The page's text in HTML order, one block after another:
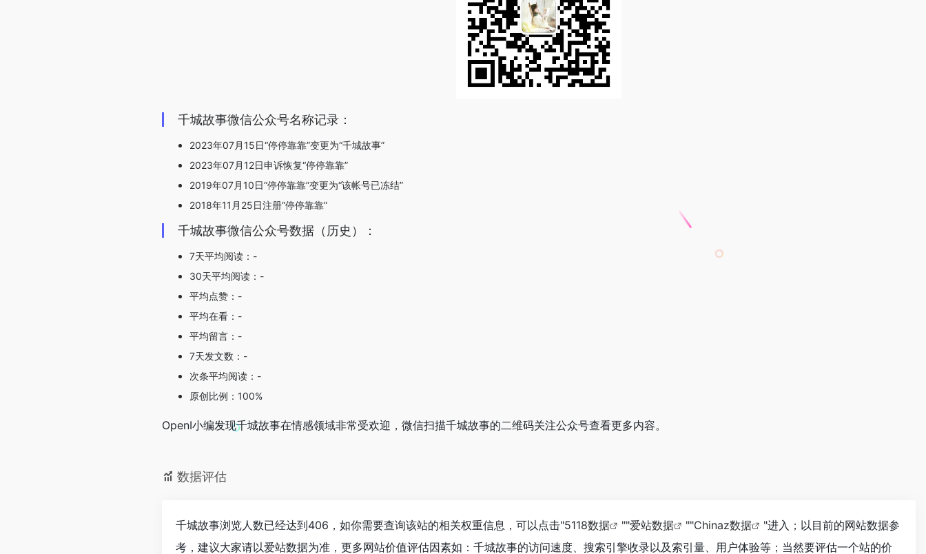
千城故事微信公众号名称记录：
2023年07月15日“停停靠靠”变更为“千城故事”
2023年07月12日申诉恢复“停停靠靠”
2019年07月10日“停停靠靠”变更为“该帐号已冻结”
2018年11月25日注册“停停靠靠”
千城故事微信公众号数据（历史）：
7天平均阅读：-
30天平均阅读：-
平均点赞：-
平均在看：-
平均留言：-
7天发文数：-
次条平均阅读：-
原创比例：100%
OpenI小编发现千城故事在情感领域非常受欢迎，微信扫描千城故事的二维码关注公众号查看更多内容。
数据评估
千城故事浏览人数已经达到406，如你需要查询该站的相关权重信息，可以点击"5118数据 ""爱站数据 ""Chinaz数据
"进入；以目前的网站数据参
考，建议大家请以爱站数据为准，更多网站价值评估因素如：千城故事的访问速度、搜索引擎收录以及索引量、用户体验等；当然要评估一个站的价